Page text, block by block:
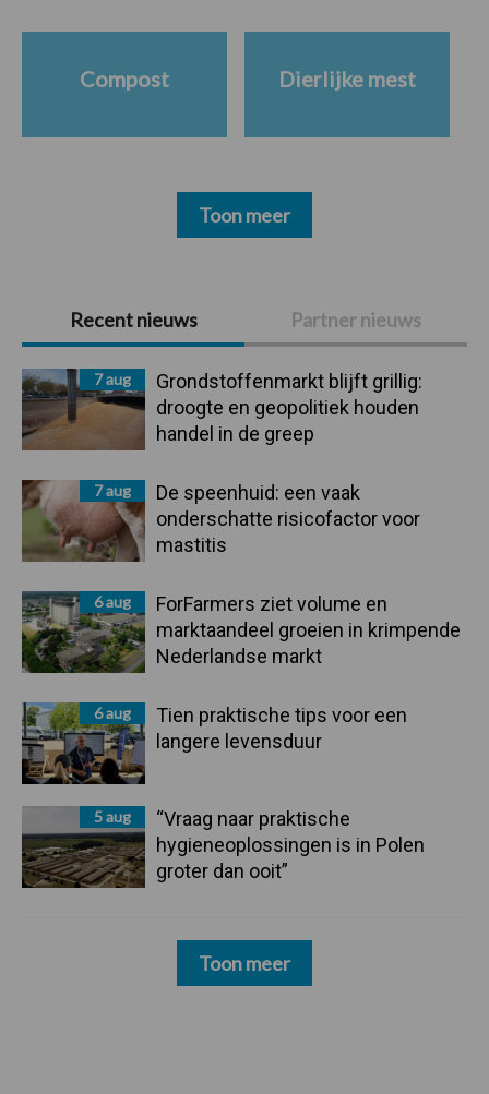
Primaire
Sidebar
Recent nieuws Partner nieuws
7 aug
Grondstoffenmarkt blijft grillig:
droogte en geopolitiek houden
handel in de greep
7 aug
De speenhuid: een vaak
onderschatte risicofactor voor
mastitis
6 aug
ForFarmers ziet volume en
marktaandeel groeien in krimpende
Nederlandse markt
6 aug
Tien praktische tips voor een
langere levensduur
5 aug
“Vraag naar praktische
hygieneoplossingen is in Polen
groter dan ooit”
Toon meer
Compost Dierlijke mest
Toon meer